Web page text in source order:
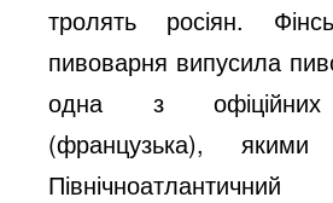
тролять росіян.
пивоварня випусила
одна з офіційних
(французька), якими